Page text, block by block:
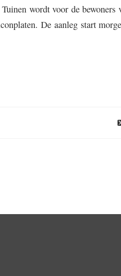
wordt voor de
De aanleg start